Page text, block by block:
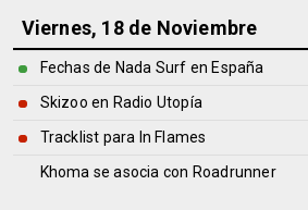
Viernes, 18 de Noviembre
Fechas de Nada Surf en España
Skizoo en Radio Utopía
Tracklist para In Flames
Khoma se asocia con Roadrunner